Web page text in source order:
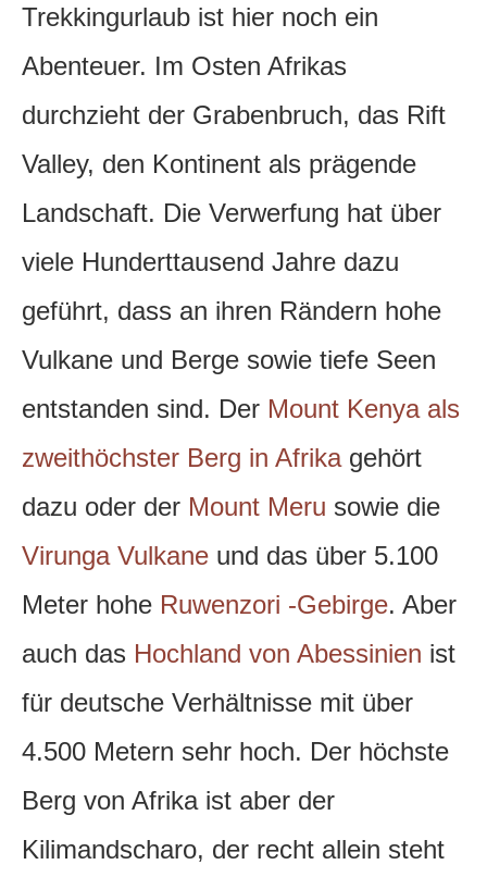
Trekkingurlaub ist hier noch ein
Abenteuer. Im Osten Afrikas
durchzieht der Grabenbruch, das Rift
Valley, den Kontinent als prägende
Landschaft. Die Verwerfung hat über
viele Hunderttausend Jahre dazu
geführt, dass an ihren Rändern hohe
Vulkane und Berge sowie tiefe Seen
entstanden sind. Der Mount Kenya als
zweithöchster Berg in Afrikagehört
dazu oder der Mount Meru sowie die
Virunga Vulkane und das über 5.100
Meter hohe Ruwenzori -Gebirge. Aber
auch das Hochland von Abessinien ist
für deutsche Verhältnisse mit über
4.500 Metern sehr hoch. Der höchste
Berg von Afrika ist aber der
Kilimandscharo, der recht allein steht